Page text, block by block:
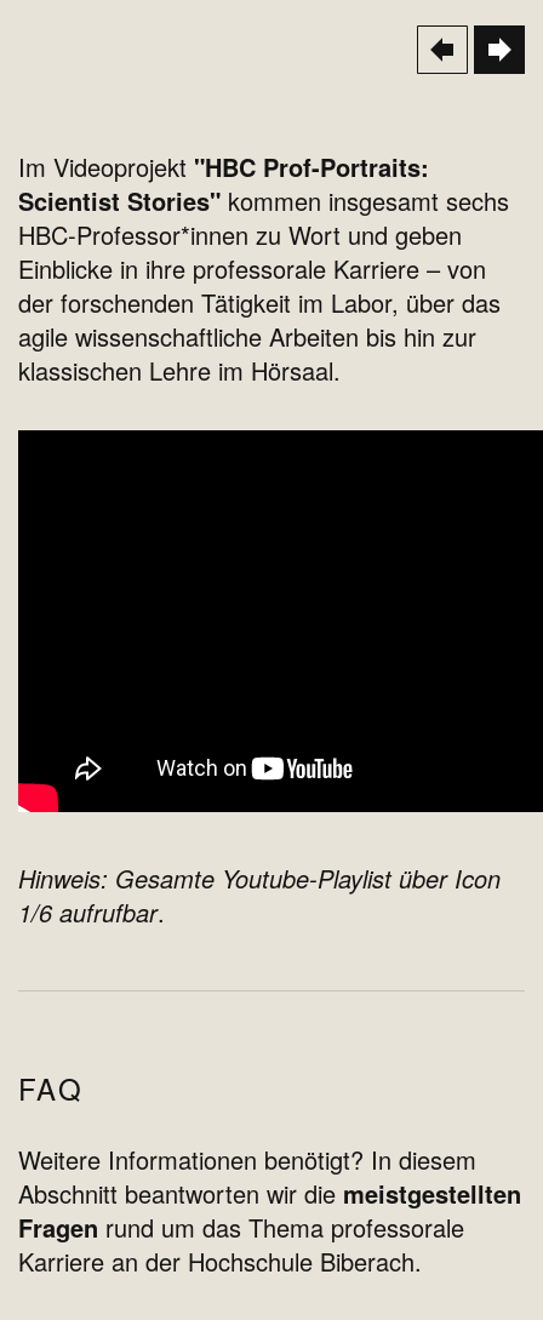
Im Videoprojekt "HBC Prof-Portraits:
Scientist Stories" kommen insgesamt sechs
HBC-Professor*innen zu Wort und geben
Einblicke in ihre professorale Karriere – von
der forschenden Tätigkeit im Labor, über das
agile wissenschaftliche Arbeiten bis hin zur
klassischen Lehre im Hörsaal.
Hinweis: Gesamte Youtube-Playlist über Icon
1/6 aufrufbar.
FAQ
Weitere Informationen benötigt? In diesem
Abschnitt beantworten wir die meistgestellten
Fragen rund um das Thema professorale
Karriere an der Hochschule Biberach.